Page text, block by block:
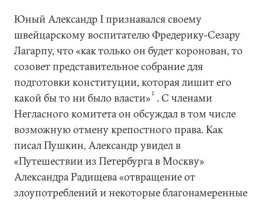
Юный Александр I признавался своему
швейцарскому воспитателю Фредерику-Сезару
Лагарпу, что «как только он будет коронован, то
созовет представительное собрание для
подготовки конституции, которая лишит его
какой бы то ни было власти»1 . С членами
Негласного комитета он обсуждал в том числе
возможную отмену крепостного права. Как
писал Пушкин, Александр увидел в
«Путешествии из Петербурга в Москву»
Александра Радищева «отвращение от
злоупотреблений и некоторые благонамеренные